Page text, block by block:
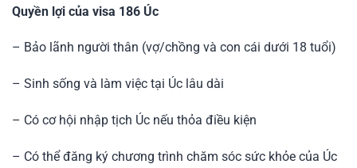
Quyền lợi của visa 186 Úc
– Bảo lãnh người thân (vợ/chồng và con cái dưới 18 tuổi)
– Sinh sống và làm việc tại Úc lâu dài
– Có cơ hội nhập tịch Úc nếu thỏa điều kiện
– Có thể đăng ký chương trình chăm sóc sức khỏe của Úc